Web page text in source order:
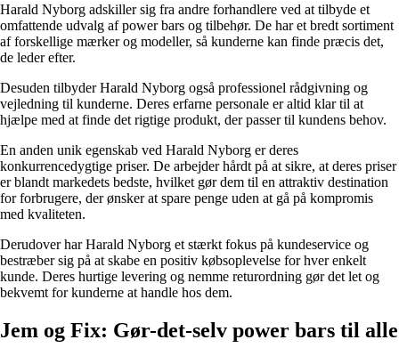
Harald Nyborg adskiller sig fra andre forhandlere ved at tilbyde et
omfattende udvalg af power bars og tilbehør. De har et bredt sortiment
af forskellige mærker og modeller, så kunderne kan finde præcis det,
de leder efter.
Desuden tilbyder Harald Nyborg også professionel rådgivning og
vejledning til kunderne. Deres erfarne personale er altid klar til at
hjælpe med at finde det rigtige produkt, der passer til kundens behov.
En anden unik egenskab ved Harald Nyborg er deres
konkurrencedygtige priser. De arbejder hårdt på at sikre, at deres priser
er blandt markedets bedste, hvilket gør dem til en attraktiv destination
for forbrugere, der ønsker at spare penge uden at gå på kompromis
med kvaliteten.
Derudover har Harald Nyborg et stærkt fokus på kundeservice og
bestræber sig på at skabe en positiv købsoplevelse for hver enkelt
kunde. Deres hurtige levering og nemme returordning gør det let og
bekvemt for kunderne at handle hos dem.
Jem og Fix: Gør-det-selv power bars til alle